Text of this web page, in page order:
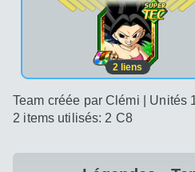
2 liens
Team créée par Clémi | Unités
2 items utilisés: 2 C8